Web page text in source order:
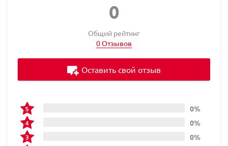
0
Общий рейтинг
0 Отзывов
0%
0%
0%
Оставить свой отзыв